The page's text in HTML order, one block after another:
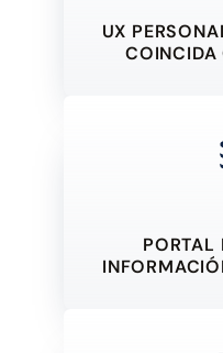
UX
COINCIDA
PORTAL